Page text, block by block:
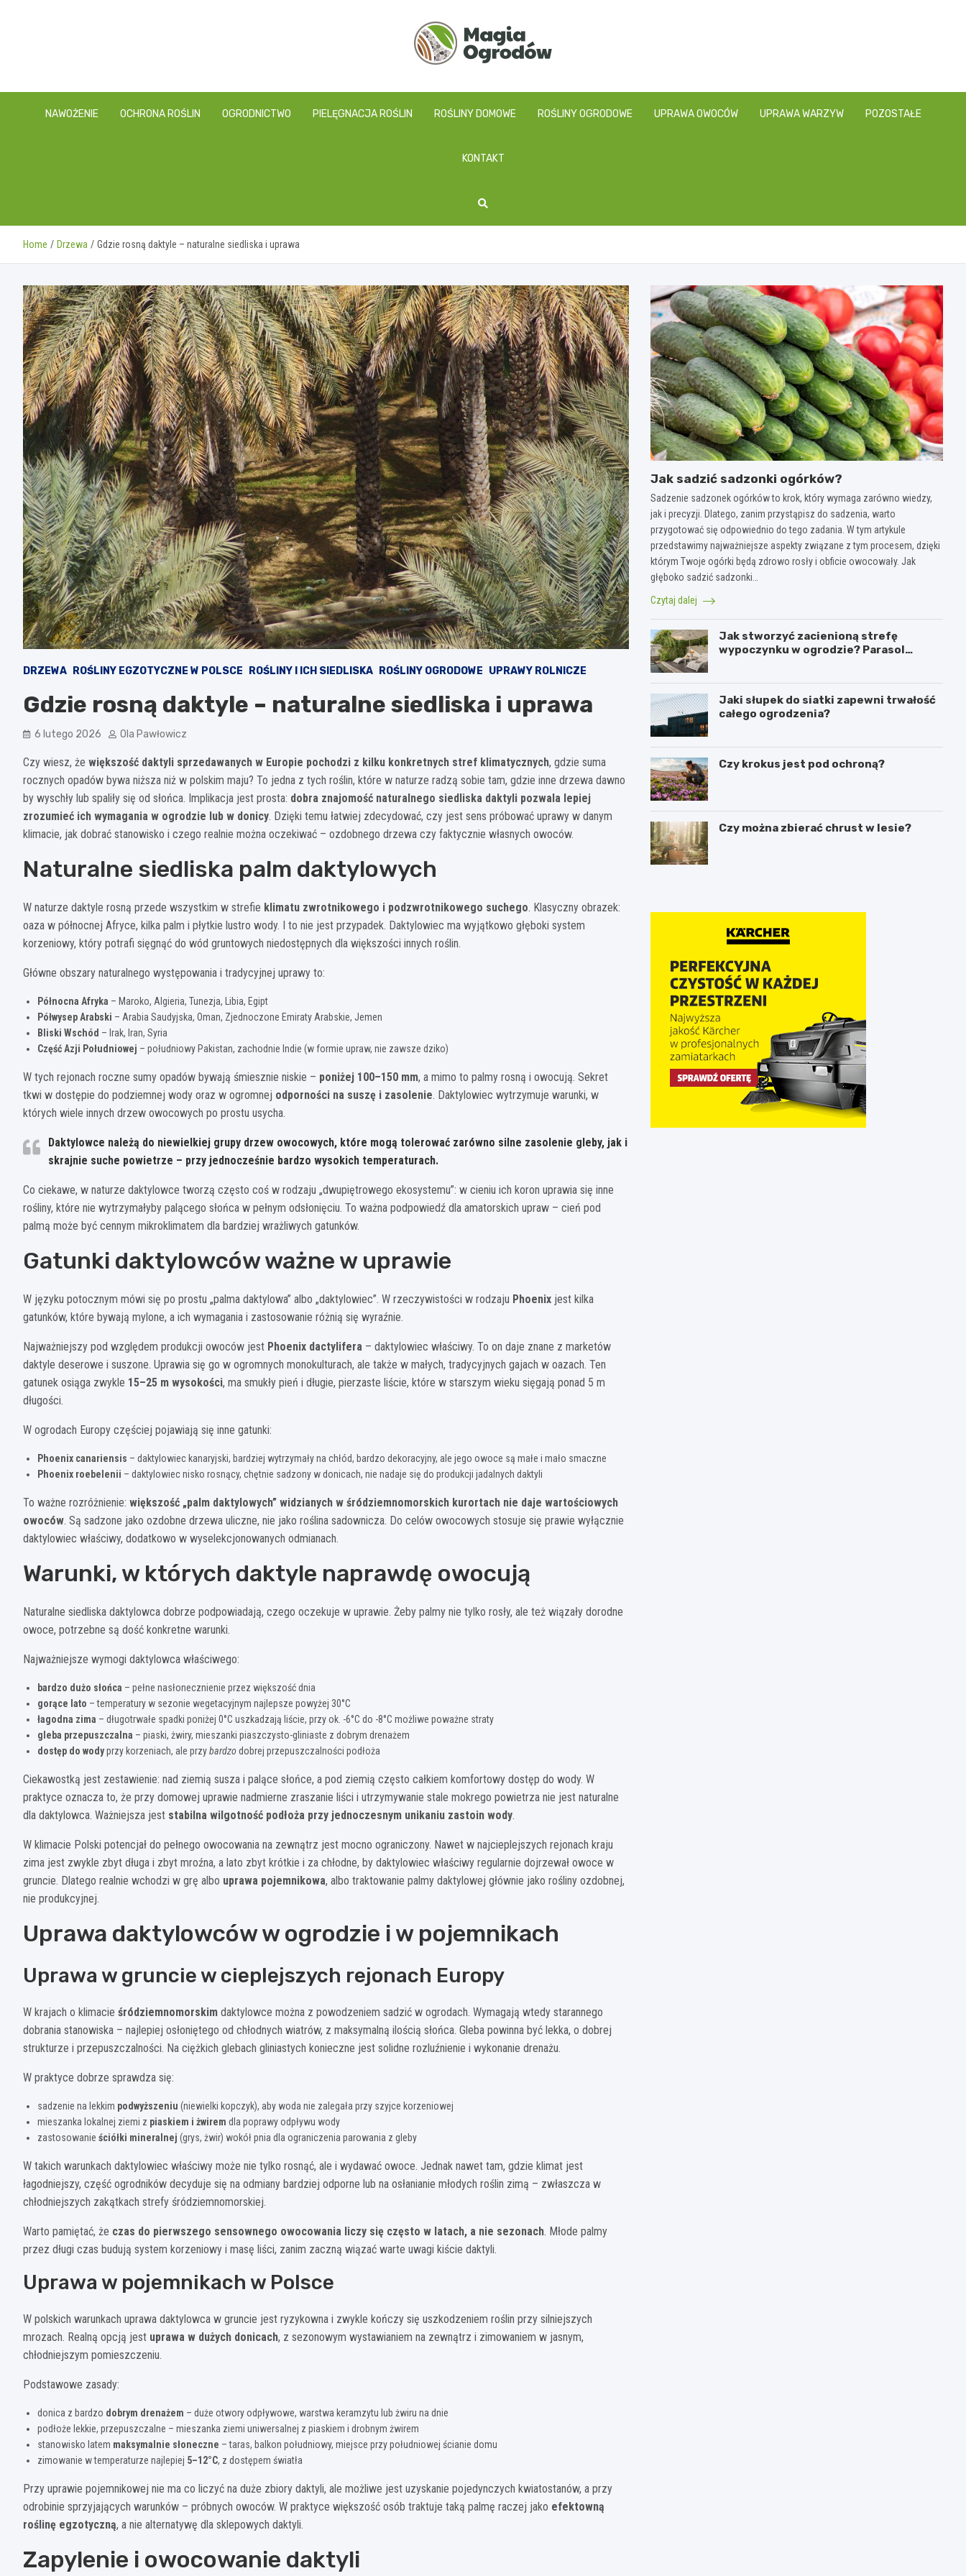
magiaogrodow.pl
NAWOŻENIE OCHRONA ROŚLIN OGRODNICTWO PIELĘGNACJA ROŚLIN ROŚLINY DOMOWE ROŚLINY OGRODOWE UPRAWA OWOCÓW UPRAWA WARZYW POZOSTAŁE
KONTAKT
Home Drzewa Gdzie rosną daktyle – naturalne siedliska i uprawa
DRZEWA ROŚLINY EGZOTYCZNE W POLSCE ROŚLINY I ICH SIEDLISKA ROŚLINY OGRODOWE UPRAWY ROLNICZE
Gdzie rosną daktyle – naturalne siedliska i uprawa
6 lutego 2026 Ola Pawłowicz
Czy wiesz, że większość daktyli sprzedawanych w Europie pochodzi z kilku konkretnych stref klimatycznych, gdzie suma
rocznych opadów bywa niższa niż w polskim maju? To jedna z tych roślin, które w naturze radzą sobie tam, gdzie inne drzewa dawno
by wyschły lub spaliły się od słońca. Implikacja jest prosta: dobra znajomość naturalnego siedliska daktyli pozwala lepiej
zrozumieć ich wymagania w ogrodzie lub w donicy. Dzięki temu łatwiej zdecydować, czy jest sens próbować uprawy w danym
klimacie, jak dobrać stanowisko i czego realnie można oczekiwać – ozdobnego drzewa czy faktycznie własnych owoców.
Naturalne siedliska palm daktylowych
W naturze daktyle rosną przede wszystkim w strefie klimatu zwrotnikowego i podzwrotnikowego suchego. Klasyczny obrazek:
oaza w północnej Afryce, kilka palm i płytkie lustro wody. I to nie jest przypadek. Daktylowiec ma wyjątkowo głęboki system
korzeniowy, który potrafi sięgnąć do wód gruntowych niedostępnych dla większości innych roślin.
Główne obszary naturalnego występowania i tradycyjnej uprawy to:
Północna Afryka – Maroko, Algieria, Tunezja, Libia, Egipt
Półwysep Arabski – Arabia Saudyjska, Oman, Zjednoczone Emiraty Arabskie, Jemen
Bliski Wschód – Irak, Iran, Syria
Część Azji Południowej – południowy Pakistan, zachodnie Indie (w formie upraw, nie zawsze dziko)
W tych rejonach roczne sumy opadów bywają śmiesznie niskie – poniżej 100–150 mm, a mimo to palmy rosną i owocują. Sekret
tkwi w dostępie do podziemnej wody oraz w ogromnej odporności na suszę i zasolenie. Daktylowiec wytrzymuje warunki, w
których wiele innych drzew owocowych po prostu usycha.
Daktylowce należą do niewielkiej grupy drzew owocowych, które mogą tolerować zarówno silne zasolenie gleby, jak i
skrajnie suche powietrze – przy jednocześnie bardzo wysokich temperaturach.
Co ciekawe, w naturze daktylowce tworzą często coś w rodzaju „dwupiętrowego ekosystemu”: w cieniu ich koron uprawia się inne
rośliny, które nie wytrzymałyby palącego słońca w pełnym odsłonięciu. To ważna podpowiedź dla amatorskich upraw – cień pod
palmą może być cennym mikroklimatem dla bardziej wrażliwych gatunków.
Gatunki daktylowców ważne w uprawie
W języku potocznym mówi się po prostu „palma daktylowa” albo „daktylowiec”. W rzeczywistości w rodzaju Phoenix jest kilka
gatunków, które bywają mylone, a ich wymagania i zastosowanie różnią się wyraźnie.
Najważniejszy pod względem produkcji owoców jest Phoenix dactylifera – daktylowiec właściwy. To on daje znane z marketów
daktyle deserowe i suszone. Uprawia się go w ogromnych monokulturach, ale także w małych, tradycyjnych gajach w oazach. Ten
gatunek osiąga zwykle 15–25 m wysokości, ma smukły pień i długie, pierzaste liście, które w starszym wieku sięgają ponad 5 m
długości.
W ogrodach Europy częściej pojawiają się inne gatunki:
Phoenix canariensis – daktylowiec kanaryjski, bardziej wytrzymały na chłód, bardzo dekoracyjny, ale jego owoce są małe i mało smaczne
Phoenix roebelenii – daktylowiec nisko rosnący, chętnie sadzony w donicach, nie nadaje się do produkcji jadalnych daktyli
To ważne rozróżnienie: większość „palm daktylowych” widzianych w śródziemnomorskich kurortach nie daje wartościowych
owoców. Są sadzone jako ozdobne drzewa uliczne, nie jako roślina sadownicza. Do celów owocowych stosuje się prawie wyłącznie
daktylowiec właściwy, dodatkowo w wyselekcjonowanych odmianach.
Warunki, w których daktyle naprawdę owocują
Naturalne siedliska daktylowca dobrze podpowiadają, czego oczekuje w uprawie. Żeby palmy nie tylko rosły, ale też wiązały dorodne
owoce, potrzebne są dość konkretne warunki.
Najważniejsze wymogi daktylowca właściwego:
bardzo dużo słońca – pełne nasłonecznienie przez większość dnia
gorące lato – temperatury w sezonie wegetacyjnym najlepsze powyżej 30°C
łagodna zima – długotrwałe spadki poniżej 0°C uszkadzają liście, przy ok. -6°C do -8°C możliwe poważne straty
gleba przepuszczalna – piaski, żwiry, mieszanki piaszczysto-gliniaste z dobrym drenażem
dostęp do wodyprzy korzeniach, ale przybardzodobrej przepuszczalności podłoża
Ciekawostką jest zestawienie: nad ziemią susza i palące słońce, a pod ziemią często całkiem komfortowy dostęp do wody. W
praktyce oznacza to, że przy domowej uprawie nadmierne zraszanie liści i utrzymywanie stale mokrego powietrza nie jest naturalne
dla daktylowca. Ważniejsza jest stabilna wilgotność podłoża przy jednoczesnym unikaniu zastoin wody.
W klimacie Polski potencjał do pełnego owocowania na zewnątrz jest mocno ograniczony. Nawet w najcieplejszych rejonach kraju
zima jest zwykle zbyt długa i zbyt mroźna, a lato zbyt krótkie i za chłodne, by daktylowiec właściwy regularnie dojrzewał owoce w
gruncie. Dlatego realnie wchodzi w grę albo uprawa pojemnikowa, albo traktowanie palmy daktylowej głównie jako rośliny ozdobnej,
nie produkcyjnej.
Uprawa daktylowców w ogrodzie i w pojemnikach
Uprawa w gruncie w cieplejszych rejonach Europy
W krajach o klimacie śródziemnomorskim daktylowce można z powodzeniem sadzić w ogrodach. Wymagają wtedy starannego
dobrania stanowiska – najlepiej osłoniętego od chłodnych wiatrów, z maksymalną ilością słońca. Gleba powinna być lekka, o dobrej
strukturze i przepuszczalności. Na ciężkich glebach gliniastych konieczne jest solidne rozluźnienie i wykonanie drenażu.
W praktyce dobrze sprawdza się:
sadzenie na lekkim podwyższeniu (niewielki kopczyk), aby woda nie zalegała przy szyjce korzeniowej
mieszanka lokalnej ziemi z piaskiem i żwirem dla poprawy odpływu wody
zastosowanie ściółki mineralnej (grys, żwir) wokół pnia dla ograniczenia parowania z gleby
W takich warunkach daktylowiec właściwy może nie tylko rosnąć, ale i wydawać owoce. Jednak nawet tam, gdzie klimat jest
łagodniejszy, część ogrodników decyduje się na odmiany bardziej odporne lub na osłanianie młodych roślin zimą – zwłaszcza w
chłodniejszych zakątkach strefy śródziemnomorskiej.
Warto pamiętać, że czas do pierwszego sensownego owocowania liczy się często w latach, a nie sezonach. Młode palmy
przez długi czas budują system korzeniowy i masę liści, zanim zaczną wiązać warte uwagi kiście daktyli.
Uprawa w pojemnikach w Polsce
W polskich warunkach uprawa daktylowca w gruncie jest ryzykowna i zwykle kończy się uszkodzeniem roślin przy silniejszych
mrozach. Realną opcją jest uprawa w dużych donicach, z sezonowym wystawianiem na zewnątrz i zimowaniem w jasnym,
chłodniejszym pomieszczeniu.
Podstawowe zasady:
donica z bardzo dobrym drenażem – duże otwory odpływowe, warstwa keramzytu lub żwiru na dnie
podłoże lekkie, przepuszczalne – mieszanka ziemi uniwersalnej z piaskiem i drobnym żwirem
stanowisko latem maksymalnie słoneczne – taras, balkon południowy, miejsce przy południowej ścianie domu
zimowanie w temperaturze najlepiej 5–12°C, z dostępem światła
Przy uprawie pojemnikowej nie ma co liczyć na duże zbiory daktyli, ale możliwe jest uzyskanie pojedynczych kwiatostanów, a przy
odrobinie sprzyjających warunków – próbnych owoców. W praktyce większość osób traktuje taką palmę raczej jako efektowną
roślinę egzotyczną, a nie alternatywę dla sklepowych daktyli.
Zapylenie i owocowanie daktyli
Jak sadzić sadzonki ogórków?
Sadzenie sadzonek ogórków to krok, który wymaga zarówno wiedzy,
jak i precyzji. Dlatego, zanim przystąpisz do sadzenia, warto
przygotować się odpowiednio do tego zadania. W tym artykule
przedstawimy najważniejsze aspekty związane z tym procesem, dzięki
którym Twoje ogórki będą zdrowo rosły i obficie owocowały. Jak
głęboko sadzić sadzonki…
Czytaj dalej
Jak stworzyć zacienioną strefę
wypoczynku w ogrodzie? Parasol
Jaki słupek do siatki zapewni trwałość
całego ogrodzenia?
Czy krokus jest pod ochroną?
Czy można zbierać chrust w lesie?